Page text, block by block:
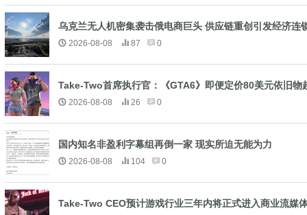
乌克兰无人机密集袭击俄电商巨头 供应链重创引发经济连
2026-08-08 87 0
Take-Two首席执行官：《GTA6》即便定价80美元依旧物
2026-08-08 26 0
国内知名非盈利字幕组再倒一家 现实所迫无能为力
2026-08-08 104 0
Take-Two CEO预计游戏行业三年内将正式进入商业流媒